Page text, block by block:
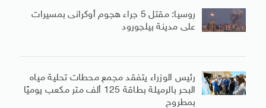
روسيا: مقتل 5 جراء هجوم أوكرانى بمسيرات
على مدينة بيلجورود
رئيس الوزراء يتفقد مجمع محطات تحلية مياه
البحر بالرميلة بطاقة 125 ألف متر مكعب يوميًا
بمطروح